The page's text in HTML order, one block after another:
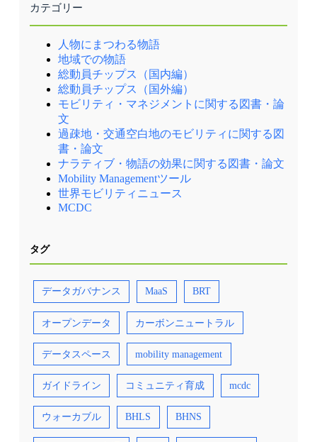
カテゴリー
人物にまつわる物語
地域での物語
総動員チップス（国内編）
総動員チップス（国外編）
モビリティ・マネジメントに関する図書・論
文
過疎地・交通空白地のモビリティに関する図
書・論文
ナラティブ・物語の効果に関する図書・論文
Mobility Managementツール
世界モビリティニュース
MCDC
タグ
データガバナンス MaaS BRT
オープンデータ カーボンニュートラル
データスペース mobility management
ガイドライン コミュニティ育成 mcdc
ウォーカブル BHLS BHNS